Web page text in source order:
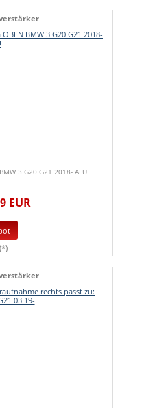
BMW 3 G20 G21 2018- ALU
EUR